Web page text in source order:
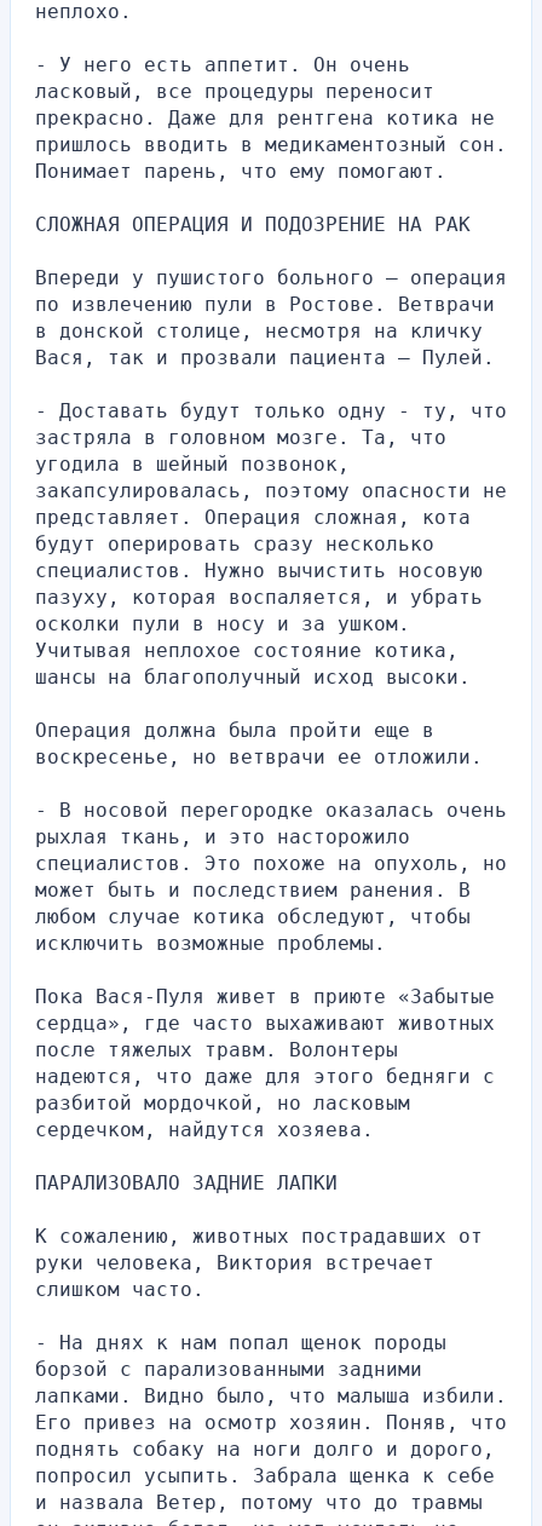
неплохо.
- У него есть аппетит. Он очень
ласковый, все процедуры переносит
прекрасно. Даже для рентгена котика не
пришлось вводить в медикаментозный сон.
Понимает парень, что ему помогают.
СЛОЖНАЯ ОПЕРАЦИЯ И ПОДОЗРЕНИЕ НА РАК
Впереди у пушистого больного — операция
по извлечению пули в Ростове. Ветврачи
в донской столице, несмотря на кличку
Вася, так и прозвали пациента — Пулей.
- Доставать будут только одну - ту, что
застряла в головном мозге. Та, что
угодила в шейный позвонок,
закапсулировалась, поэтому опасности не
представляет. Операция сложная, кота
будут оперировать сразу несколько
специалистов. Нужно вычистить носовую
пазуху, которая воспаляется, и убрать
осколки пули в носу и за ушком.
Учитывая неплохое состояние котика,
шансы на благополучный исход высоки.
Операция должна была пройти еще в
воскресенье, но ветврачи ее отложили.
- В носовой перегородке оказалась очень
рыхлая ткань, и это насторожило
специалистов. Это похоже на опухоль, но
может быть и последствием ранения. В
любом случае котика обследуют, чтобы
исключить возможные проблемы.
Пока Вася-Пуля живет в приюте «Забытые
сердца», где часто выхаживают животных
после тяжелых травм. Волонтеры
надеются, что даже для этого бедняги с
разбитой мордочкой, но ласковым
сердечком, найдутся хозяева.
ПАРАЛИЗОВАЛО ЗАДНИЕ ЛАПКИ
К сожалению, животных пострадавших от
руки человека, Виктория встречает
слишком часто.
- На днях к нам попал щенок породы
борзой с парализованными задними
лапками. Видно было, что малыша избили.
Его привез на осмотр хозяин. Поняв, что
поднять собаку на ноги долго и дорого,
попросил усыпить. Забрала щенка к себе
и назвала Ветер, потому что до травмы